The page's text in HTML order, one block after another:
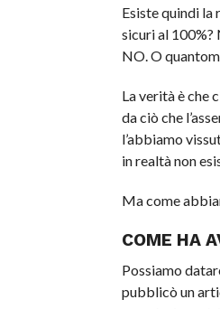
Esiste quindi la
sicuri al 100%?
NO. O
La verità è che
da ciò che
l’abbiamo
in realtà non
Ma come
COME HA
Possiamo
pubblicò un